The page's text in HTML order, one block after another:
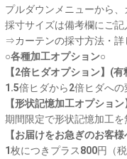
プルダウンメニューから、
採寸サイズは備考欄にご記
⇒カーテンの採寸方法・
○各種加工オプション○
【2倍ヒダオプション】(有
1.5倍ヒダから2倍ヒダへの
【形状記憶加工オプション
期間限定で形状記憶加工を
【お届けをお急ぎのお客様
1枚につきプラス800円（